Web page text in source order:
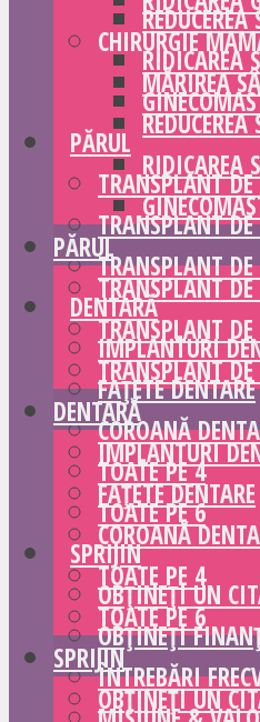
RIDICAREA
PĂRUL
TRANSPLANT
TRANSPLANT
TRANSPLANT DE
DENTARĂ
IMPLANTURI
FAȚETE DENTARE
COROANĂ
TOATE PE 4
TOATE PE 6
SPRIJIN
OBȚINEȚI UN
OBȚINEȚI
ÎNTREBĂRI
CHIRURGIE
MĂRIREA
RIDICAREA
PĂRUL
TRANSPLANT
TRANSPLANT
TRANSPLANT DE
DENTARĂ
IMPLANTURI
FAȚETE DENTARE
COROANĂ
TOATE PE 4
TOATE PE 6
SPRIJIN
OBȚINEȚI UN